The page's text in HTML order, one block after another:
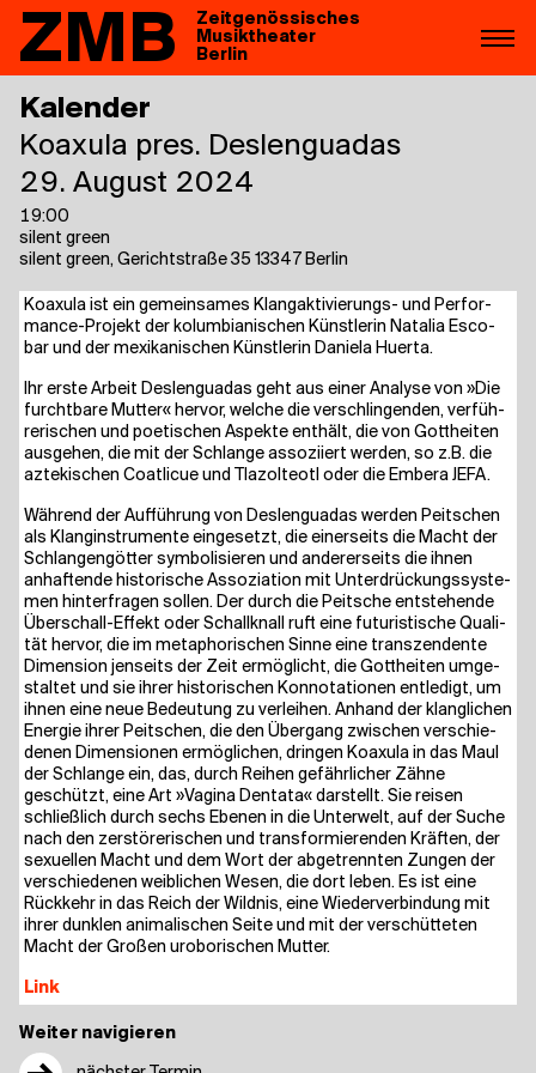
ZMB
Zeitgenössisches
Musiktheater
Berlin
Weiter navigieren
Kalender
Koaxu­la pres. Deslenguadas
29. August 2024
19:00
silent green
silent green, Gerichtstraße 35 13347 Berlin
Koaxu­la ist ein gemein­sa­mes Klang­ak­ti­vie­rungs- und Per­for­
mance-Pro­jekt der kolum­bia­ni­schen Künst­le­rin Nata­lia Esco­
bar und der mexi­ka­ni­schen Künst­le­rin Danie­la Huerta.
Ihr ers­te Arbeit Des­len­gua­d­as geht aus einer Ana­ly­se von »Die
furcht­ba­re Mut­ter« her­vor, wel­che die ver­schlin­gen­den, ver­füh­
re­ri­schen und poe­ti­schen Aspek­te ent­hält, die von Gott­hei­ten
aus­ge­hen, die mit der Schlan­ge asso­zi­iert wer­den, so z.B. die
azte­ki­schen Coat­li­cue und Tla­zol­teotl oder die Embe­ra JEFA.
Wäh­rend der Auf­füh­rung von Des­len­gua­d­as wer­den Peit­schen
als Klang­in­stru­men­te ein­ge­setzt, die einer­seits die Macht der
Schlan­gen­göt­ter sym­bo­li­sie­ren und ande­rer­seits die ihnen
anhaf­ten­de his­to­ri­sche Asso­zia­ti­on mit Unter­drü­ckungs­sys­te­
men hin­ter­fra­gen sol­len. Der durch die Peit­sche ent­ste­hen­de
Über­schall-Effekt oder Schall­knall ruft eine futu­ris­ti­sche Qua­li­
tät her­vor, die im meta­pho­ri­schen Sin­ne eine tran­szen­den­te
Dimen­si­on jen­seits der Zeit ermög­licht, die Gott­hei­ten umge­
stal­tet und sie ihrer his­to­ri­schen Kon­no­ta­tio­nen ent­le­digt, um
ihnen eine neue Bedeu­tung zu ver­lei­hen. Anhand der klang­li­chen
Ener­gie ihrer Peit­schen, die den Über­gang zwi­schen ver­schie­
de­nen Dimen­sio­nen ermög­li­chen, drin­gen Koaxu­la in das Maul
der Schlan­ge ein, das, durch Rei­hen gefähr­li­cher Zäh­ne
geschützt, eine Art »Vagi­na Den­ta­ta« dar­stellt. Sie rei­sen
schließ­lich durch sechs Ebe­nen in die Unter­welt, auf der Suche
nach den zer­stö­re­ri­schen und trans­for­mie­ren­den Kräf­ten, der
sexu­el­len Macht und dem Wort der abge­trenn­ten Zun­gen der
ver­schie­de­nen weib­li­chen Wesen, die dort leben. Es ist eine
Rück­kehr in das Reich der Wild­nis, eine Wie­der­ver­bin­dung mit
ihrer dunk­len ani­ma­li­schen Sei­te und mit der ver­schüt­te­ten
Macht der Gro­ßen urob­ori­schen Mutter.
Link